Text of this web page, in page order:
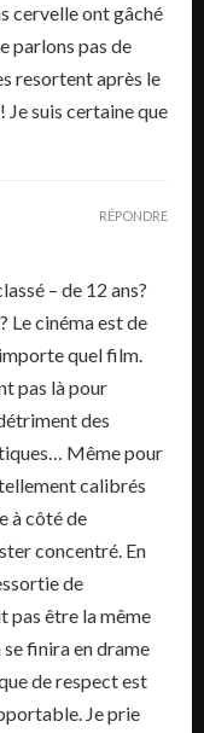
cervelle ont gâché
parlons pas de
resortent après le
suis certaine que
– de 12 ans?
Le cinéma est de
quel film.
pas là pour
des
Même pour
calibrés
à côté de
concentré. En
de
pas être la même
finira en drame
de respect est
Je prie
RÉPONDRE